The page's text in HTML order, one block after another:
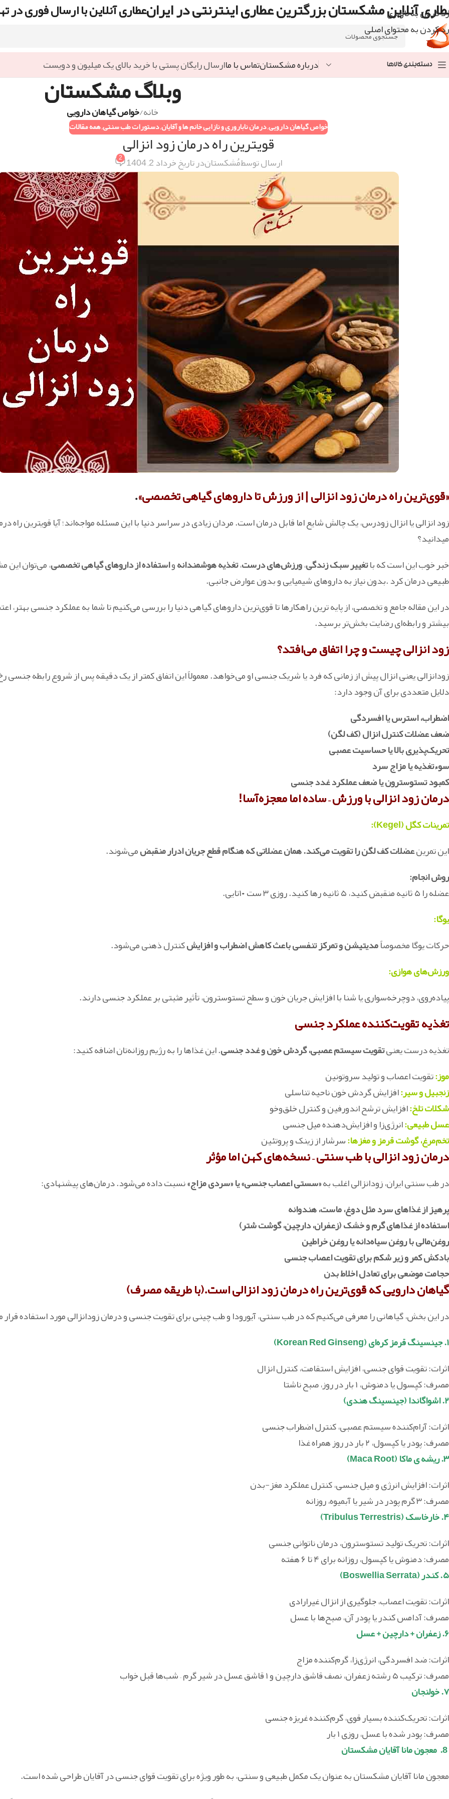
رد کردن به ناوبری
رد کردن به محتوای اصلی
آنلاین مشکستان بزرگترین عطاری اینترنتی در ایرانعطاری آنلاین با ارسال فوری در
دسته‌بندی کالاها درباره مشکستانتماس با ماارسال رایگان پستی با خرید بالای یک میلیون و دویست
وبلاگ مشکستان
خانه/خواص گیاهان دارویی
خواص گیاهان دارویی,درمان ناباروری و نازایی خانم ها و آقایان,دستورات طب سنتی,همه مقالات
قویترین راه درمان زود انزالی
ارسال توسطمُشکستاندر تاریخ خرداد 2, 1404 2
«قوی‌ترین راه درمان زود انزالی | از ورزش تا داروهای گیاهی تخصصی».
زود انزالی یا انزال زودرس، یک چالش شایع اما قابل درمان است. مردان زیادی در سراسر دنیا با این مسئله مواجه‌اند؛ آیا قویترین راه
میدانید؟
خبر خوب این است که باتغییر سبک زندگی،ورزش‌های درست،تغذیه هوشمندانهواستفاده از داروهای گیاهی تخصصی، می‌توان این
طبیعی درمان کرد .بدون نیاز به داروهای شیمیایی و بدون عوارض جانبی.
در این مقاله جامع و تخصصی، از پایه‌ ترین راهکارها تا قوی‌ترین داروهای گیاهی دنیا را بررسی می‌کنیم تا شما به عملکرد جنسی بهتر،
بیشتر و رابطه‌ای رضایت‌ بخش‌تر برسید.
زود انزالی چیست و چرا اتفاق می‌افتد؟
زودانزالی یعنی انزال پیش از زمانی که فرد یا شریک جنسی او می‌خواهد. معمولاً این اتفاق کمتر از یک دقیقه پس از شروع رابطه
دلایل متعددی برای آن وجود دارد:
اضطراب، استرس یا افسردگی
ضعف عضلات کنترل انزال (کف لگن)
تحریک‌پذیری بالا یا حساسیت عصبی
سوءتغذیه یا مزاج سرد
کمبود تستوسترون یا ضعف عملکرد غدد جنسی
درمان زود انزالی با ورزش – ساده اما معجزه‌آسا!
تمرینات کگل (Kegel):
این تمرینعضلات کف لگن را تقویت می‌کند. همان عضلاتی که هنگام قطع جریان ادرار منقبضمی‌شوند.
روش انجام:
عضله را ۵ ثانیه منقبض کنید، ۵ ثانیه رها کنید. روزی ۳ ست ۱۰تایی.
یوگا:
حرکات یوگا مخصوصاًمدیتیشن و تمرکز تنفسی باعث کاهش اضطراب و افزایشکنترل ذهنی می‌شود.
ورزش‌های هوازی:
پیاده‌روی، دوچرخه‌سواری یا شنا با افزایش جریان خون و سطح تستوسترون، تأثیر مثبتی بر عملکرد جنسی دارند.
تغذیه تقویت‌کننده عملکرد جنسی
تغذیه درست یعنیتقویت سیستم عصبی، گردش خون و غدد جنسی. این غذاها را به رژیم روزانه‌تان اضافه کنید:
موز:تقویت اعصاب و تولید سروتونین
زنجبیل و سیر:افزایش گردش خون ناحیه تناسلی
شکلات تلخ:افزایش ترشح اندورفین و کنترل خلق‌وخو
عسل طبیعی:انرژی‌زا و افزایش‌دهنده میل جنسی
تخم‌مرغ، گوشت قرمز و مغزها:سرشار از زینک و پروتئین
درمان زود انزالی با طب سنتی – نسخه‌های کهن اما مؤثر
در طب سنتی ایران، زودانزالی اغلب به«سستی اعصاب جنسی» یا «سردی مزاج»نسبت داده می‌شود. درمان‌های پیشنهادی:
پرهیز از غذاهای سرد مثل دوغ، ماست، هندوانه
استفاده از غذاهای گرم و خشک (زعفران، دارچین، گوشت شتر)
روغن‌مالی با روغن سیاه‌دانه یا روغن خراطین
بادکش کمر و زیر شکم برای تقویت اعصاب جنسی
حجامت موضعی برای تعادل اخلاط بدن
گیاهان دارویی که قوی‌ترین راه درمان زود انزالی است.(با طریقه مصرف)
در این بخش، گیاهانی را معرفی می‌کنیم که در طب سنتی، آیورودا و طب چینی برای تقویت جنسی و درمان زودانزالی مورد استفاده
۱. جینسینگ قرمز کره‌ای (Korean Red Ginseng)
اثرات: تقویت قوای جنسی، افزایش استقامت، کنترل انزال
مصرف: کپسول یا دمنوش، ۱ بار در روز، صبح ناشتا
۲. اشواگاندا (جینسینگ هندی)
اثرات: آرام‌کننده سیستم عصبی، کنترل اضطراب جنسی
مصرف: پودر یا کپسول، ۲ بار در روز همراه غذا
۳. ریشه ی ماکا (Maca Root)
اثرات: افزایش انرژی و میل جنسی، کنترل عملکرد مغز-بدن
مصرف: ۳ گرم پودر در شیر یا آبمیوه، روزانه
۴. خارخاسک (Tribulus Terrestris)
اثرات: تحریک تولید تستوسترون، درمان ناتوانی جنسی
مصرف: دمنوش یا کپسول، روزانه برای ۴ تا ۶ هفته
۵. کندر (Boswellia Serrata)
اثرات: تقویت اعصاب، جلوگیری از انزال غیرارادی
مصرف: آدامس کندر یا پودر آن، صبح‌ها با عسل
۶. زعفران + دارچین + عسل
اثرات: ضد افسردگی، انرژی‌زا، گرم‌کننده مزاج
مصرف: ترکیب ۵ رشته زعفران، نصف قاشق دارچین و ۱ قاشق عسل در شیر گرم – شب‌ها قبل خواب
۷. خولنجان
اثرات: تحریک‌کننده بسیار قوی، گرم‌کننده غریزه جنسی
مصرف: پودر شده با عسل، روزی ۱ بار
معجون مانا آقایان مشکستان به عنوان یک مکمل طبیعی و سنتی، به طور ویژه برای تقویت قوای جنسی در آقایان طراحی شده است.